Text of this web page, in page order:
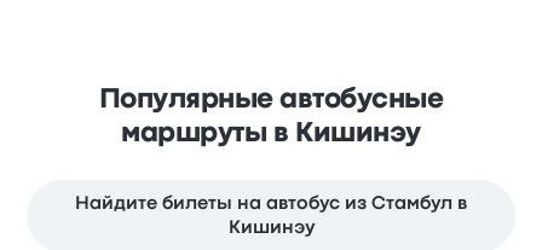
Популярные автобусные
маршруты в Кишинэу
Найдите билеты на автобус из Стамбул в
Кишинэу